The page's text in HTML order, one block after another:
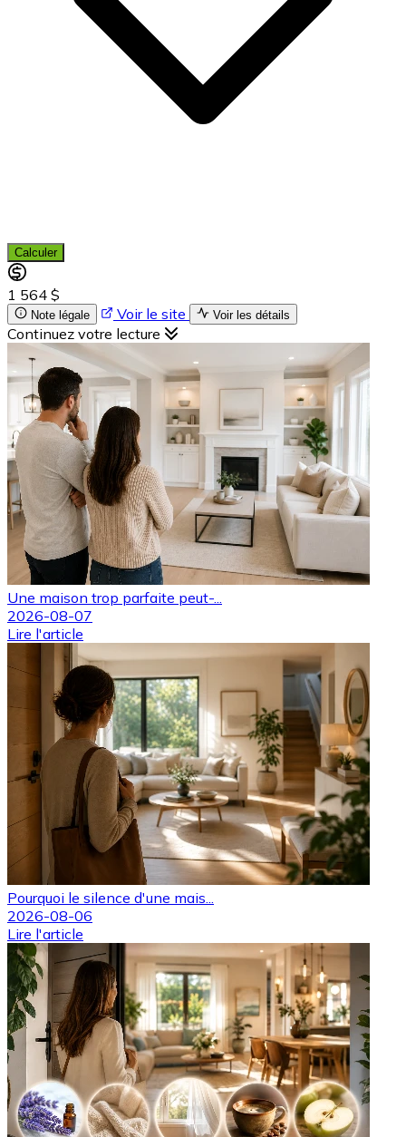
Calculer
1 564 $
Note légale Voir le site Voir les détails
Continuez votre lecture
Une maison trop parfaite peut-...
2026-08-07
Lire l'article
Pourquoi le silence d'une mais...
2026-08-06
Lire l'article